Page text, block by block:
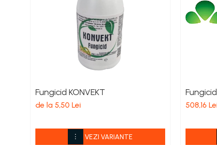
Seminţe plante furajere
Soia, Mazăre, Fasole
Fungicid KONVEKT
de la 5,50 Lei
VEZI VARIANTE
508,16 Lei